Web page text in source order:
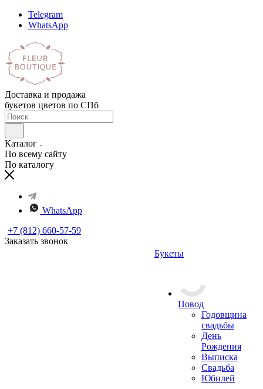
Telegram
WhatsApp
Доставка и продажа
букетов цветов по СПб
Каталог
По всему сайту
По каталогу
WhatsApp
+7 (812) 660-57-59
Заказать звонок
Букеты
Повод
Годовщина
свадьбы
День
Рождения
Выписка
Свадьба
Юбилей